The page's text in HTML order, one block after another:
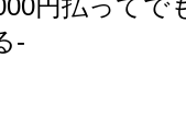
円払ってで
-